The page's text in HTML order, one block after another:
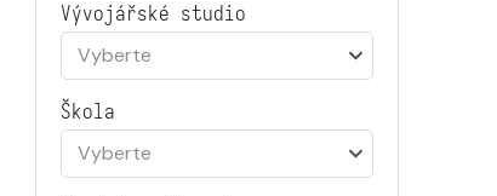
Vývojářské studio
Vyberte
Škola
Vyberte